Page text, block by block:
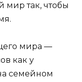
мир так, чтобы
мира —
как у
семейном